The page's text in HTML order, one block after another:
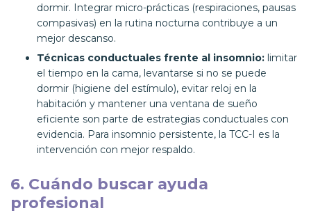
dormir. Integrar micro-prácticas (respiraciones, pausas
compasivas) en la rutina nocturna contribuye a un
mejor descanso.
Técnicas conductuales frente al insomnio: limitar
el tiempo en la cama, levantarse si no se puede
dormir (higiene del estímulo), evitar reloj en la
habitación y mantener una ventana de sueño
eficiente son parte de estrategias conductuales con
evidencia. Para insomnio persistente, la TCC-I es la
intervención con mejor respaldo.
6. Cuándo buscar ayuda
profesional